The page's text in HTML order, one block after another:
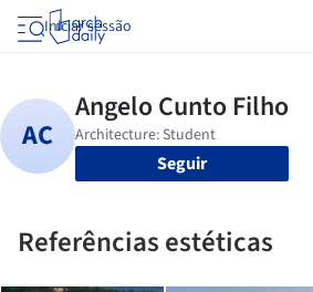
Iniciar sessão
Seguir
Referências estéticas